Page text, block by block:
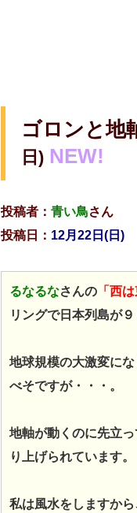
ゴロンと地
日) NEW!
投稿者： 青い鳥さん
投稿日： 12月22日(日)
るなるなさんの 「西
リングで日本列島が
地球規模の大激変に
べそですが・・・。
地軸が動くのに先立
り上げられています。
私は風水をしますか